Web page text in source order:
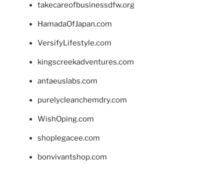
takecareofbusinessdfw.org
HamadaOfJapan.com
VersifyLifestyle.com
kingscreekadventures.com
antaeuslabs.com
purelycleanchemdry.com
WishOping.com
shoplegacee.com
bonvivantshop.com